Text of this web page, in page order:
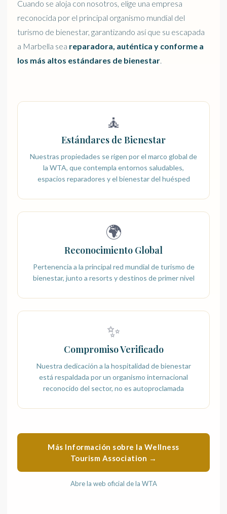
Cuando se aloja con nosotros, elige una empresa
reconocida por el principal organismo mundial del
turismo de bienestar, garantizando así que su escapada
a Marbella sea reparadora, auténtica y conforme a
los más altos estándares de bienestar.
🧘
Estándares de Bienestar
Nuestras propiedades se rigen por el marco global de
la WTA, que contempla entornos saludables,
espacios reparadores y el bienestar del huésped
🌍
Reconocimiento Global
Pertenencia a la principal red mundial de turismo de
bienestar, junto a resorts y destinos de primer nivel
✨
Compromiso Verificado
Nuestra dedicación a la hospitalidad de bienestar
está respaldada por un organismo internacional
reconocido del sector, no es autoproclamada
Más Información sobre la Wellness
Tourism Association →
Abre la web oficial de la WTA